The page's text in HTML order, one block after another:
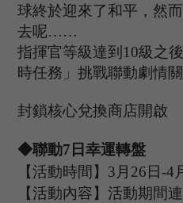
球終於迎來了和平，然
去呢……
指揮官等級達到 10級之
時任務 」挑戰聯動劇情關
封鎖核心兌換商店開啟
◆聯動7 日幸運轉盤
【活動時間】 3月 26 日-4
【活動內容】活動期間